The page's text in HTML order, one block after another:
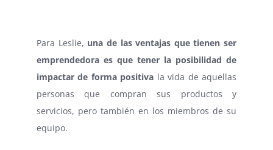
Para Leslie, una de las ventajas que tienen ser
emprendedora es que tener la posibilidad de
impactar de forma positiva la vida de aquellas
personas que compran sus productos y
servicios, pero también en los miembros de su
equipo.